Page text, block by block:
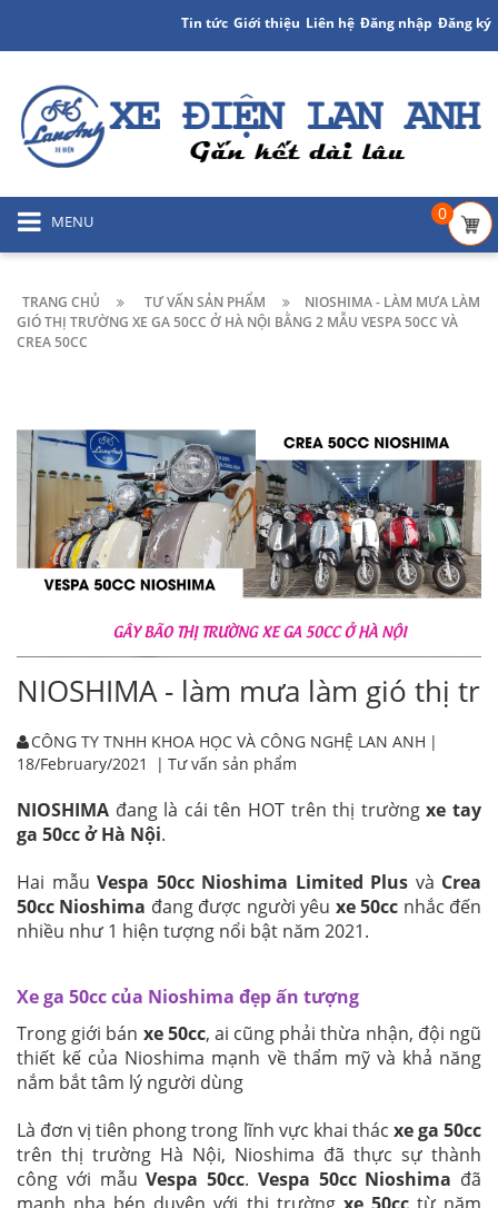
Tin tức Giới thiệu Liên hệ Đăng nhập Đăng ký
MENU 0
TRANG CHỦ TƯ VẤN SẢN PHẨM
NIOSHIMA - LÀM MƯA LÀM
GIÓ THỊ TRƯỜNG XE GA 50CC Ở HÀ NỘI BẰNG 2 MẪU VESPA 50CC VÀ
CREA 50CC
NIOSHIMA - làm mưa làm gió thị
CÔNG TY TNHH KHOA HỌC VÀ CÔNG NGHỆ LAN ANH |
18/February/2021
| Tư vấn sản phẩm
NIOSHIMA đang là cái tên HOT trên thị trườngxe tay
ga 50ccở Hà Nội.
Hai mẫu Vespa 50cc Nioshima Limited Plus và Crea
50cc Nioshima đang được người yêu xe 50cc nhắc đến
nhiều như 1 hiện tượng nổi bật năm 2021.
Xe ga 50cc của Nioshima đẹp ấn tượng
Trong giới bán xe 50cc, ai cũng phải thừa nhận, đội ngũ
thiết kế của Nioshima mạnh về thẩm mỹ và khả năng
nắm bắt tâm lý người dùng
Là đơn vị tiên phong trong lĩnh vực khai thác xe ga 50cc
trên thị trường Hà Nội, Nioshima đã thực sự thành
công với mẫuVespa 50cc. Vespa 50cc Nioshima đã
manh nha bén duyên với thị trường xe 50cctừ năm